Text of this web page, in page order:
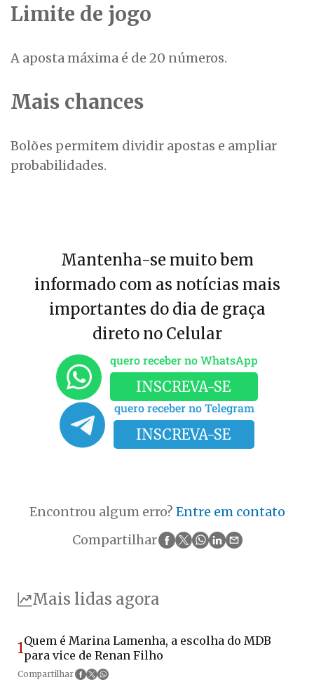
Limite de jogo
A aposta máxima é de 20 números.
Mais chances
Bolões permitem dividir apostas e ampliar
probabilidades.
Mantenha-se muito bem
informado com as notícias mais
importantes do dia de graça
direto no Celular
quero receber no WhatsApp
INSCREVA-SE
quero receber no Telegram
INSCREVA-SE
Encontrou algum erro? Entre em contato
Compartilhar
Mais lidas agora
1Quem é Marina Lamenha, a escolha do MDB
para vice de Renan Filho
Compartilhar